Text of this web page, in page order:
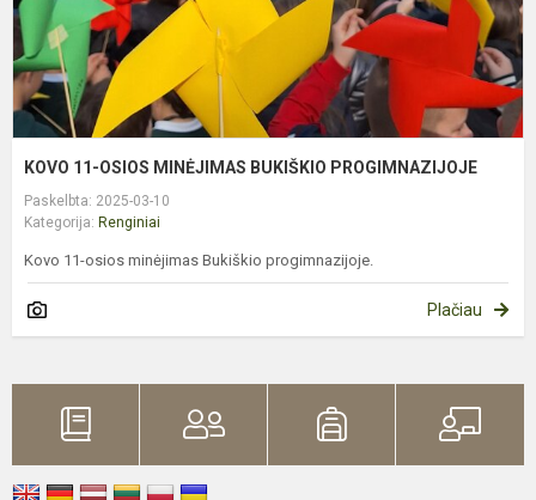
KOVO 11-OSIOS MINĖJIMAS BUKIŠKIO PROGIMNAZIJOJE
Paskelbta: 2025-03-10
Kategorija: Renginiai
Kovo 11-osios minėjimas Bukiškio progimnazijoje.
Plačiau